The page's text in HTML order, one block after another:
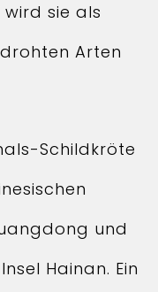
wird sie als
Arten
Schildkröte
und
Hainan. Ein